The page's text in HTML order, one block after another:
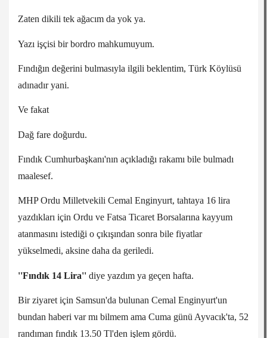
Zaten dikili tek ağacım da yok ya.
Yazı işçisi bir bordro mahkumuyum.
Fındığın değerini bulmasıyla ilgili beklentim, Türk Köylüsü
adınadır yani.
Ve fakat
Dağ fare doğurdu.
Fındık Cumhurbaşkanı'nın açıkladığı rakamı bile bulmadı
maalesef.
MHP Ordu Milletvekili Cemal Enginyurt, tahtaya 16 lira
yazdıkları için Ordu ve Fatsa Ticaret Borsalarına kayyum
atanmasını istediği o çıkışından sonra bile fiyatlar
yükselmedi, aksine daha da geriledi.
''Fındık 14 Lira'' diye yazdım ya geçen hafta.
Bir ziyaret için Samsun'da bulunan Cemal Enginyurt'un
bundan haberi var mı bilmem ama Cuma günü Ayvacık'ta, 52
randıman fındık 13.50 Tl'den işlem gördü.